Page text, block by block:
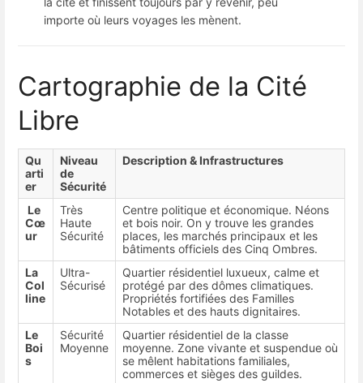
importe où leurs voyages les mènent.
Cartographie de la Cité
Libre
Qu
arti
er
Niveau
de
Sécurité
Description & Infrastructures
Le
Cœ
ur
Très
Haute
Sécurité
Centre politique et économique. Néons
et bois noir. On y trouve les grandes
places, les marchés principaux et les
bâtiments officiels des Cinq Ombres.
La
Col
line
Ultra-
Sécurisé
Quartier résidentiel luxueux, calme et
protégé par des dômes climatiques.
Propriétés fortifiées des Familles
Notables et des hauts dignitaires.
Le
Boi
s
Sécurité
Moyenne
Quartier résidentiel de la classe
moyenne. Zone vivante et suspendue où
se mêlent habitations familiales,
commerces et sièges des guildes.